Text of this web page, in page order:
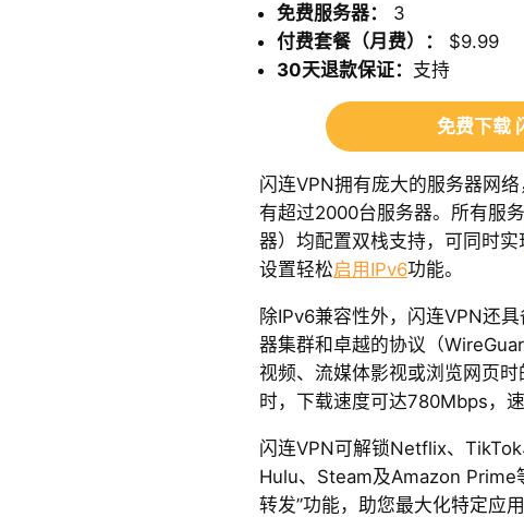
免费服务器：
3
付费套餐（月费）：
$9.99
30天退款保证： 支持
免费下载
闪连VPN拥有庞大的服务器网
有超过2000台服务器。所有服
器）均配置双栈支持，可同时实
设置轻松启用IPv6功能。
除IPv6兼容性外，闪连VPN还
器集群和卓越的协议（
视频、流媒体影视或浏览网页
时，下载速度可达780Mbps，速
闪连VPN可解锁Netflix、TikTok
Hulu、Steam及Amazon Prime
转发”功能，助您最大化特定应